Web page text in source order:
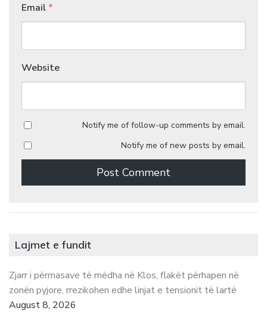
Email *
Website
Notify me of follow-up comments by email.
Notify me of new posts by email.
Lajmet e fundit
Zjarr i përmasave të mëdha në Klos, flakët përhapen në
zonën pyjore, rrezikohen edhe linjat e tensionit të lartë
August 8, 2026